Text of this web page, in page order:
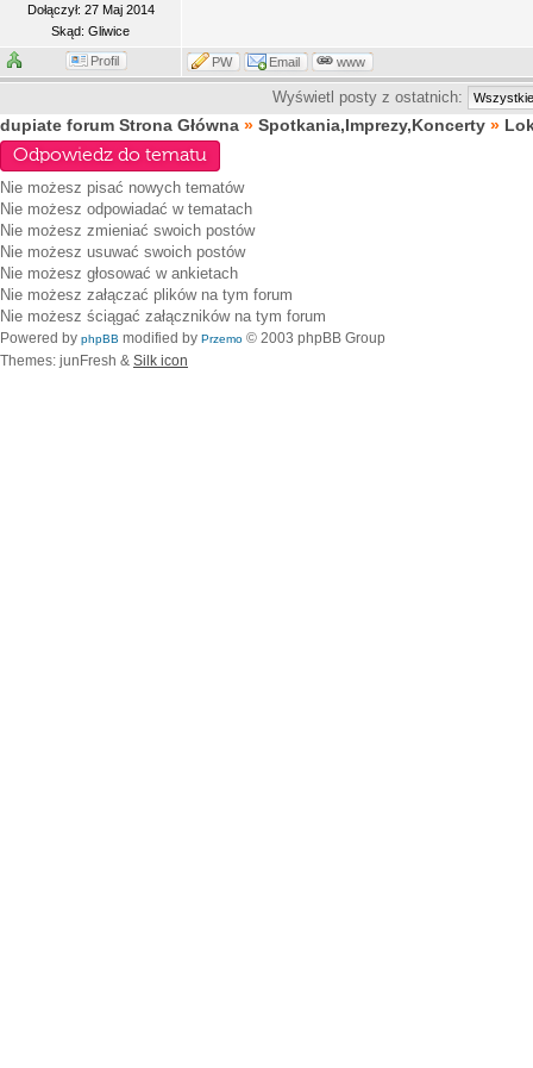
Dołączył: 27 Maj 2014
Skąd: Gliwice
Profil PW Email www
Wyświetl posty z ostatnich:
dupiate forum Strona Główna » Spotkania,Imprezy,Koncerty »
Odpowiedz do tematu
Nie możesz pisać nowych tematów
Nie możesz odpowiadać w tematach
Nie możesz zmieniać swoich postów
Nie możesz usuwać swoich postów
Nie możesz głosować w ankietach
Nie możesz załączać plików na tym forum
Nie możesz ściągać załączników na tym forum
Powered by phpBB modified by Przemo © 2003 phpBB Group
Themes: junFresh & Silk icon